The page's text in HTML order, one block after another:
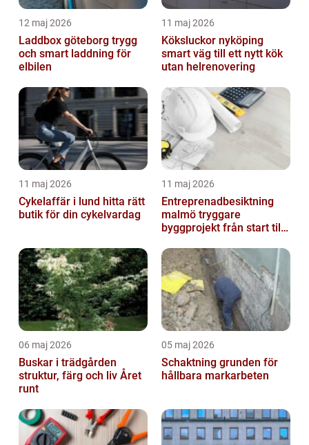
12 maj 2026
Laddbox göteborg trygg
och smart laddning för
elbilen
11 maj 2026
Köksluckor nyköping
smart väg till ett nytt kök
utan helrenovering
11 maj 2026
Cykelaffär i lund hitta rätt
butik för din cykelvardag
11 maj 2026
Entreprenadbesiktning
malmö tryggare
byggprojekt från start till
06 maj 2026
Buskar i trädgården
struktur, färg och liv Året
runt
05 maj 2026
Schaktning grunden för
hållbara markarbeten